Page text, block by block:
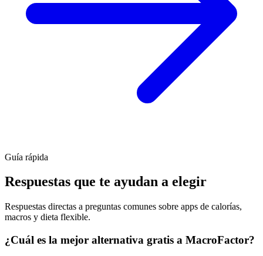
Guía rápida
Respuestas que te ayudan a elegir
Respuestas directas a preguntas comunes sobre apps de calorías,
macros y dieta flexible.
¿Cuál es la mejor alternativa gratis a MacroFactor?